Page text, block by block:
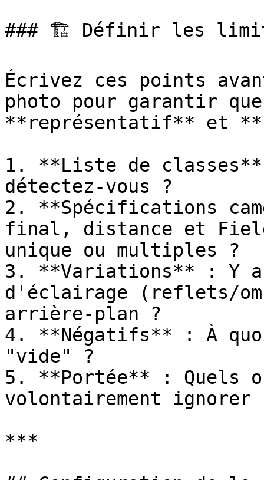
### 🏗️ Définir les
Écrivez ces points
photo pour garantir
**représentatif** et
1. **Liste de
détectez-vous ?
2. **Spécifications
final, distance et Field
unique ou multiples ?
3. **Variations** : Y
d'éclairage (reflets/
arrière-plan ?
4. **Négatifs** : À quoi
"vide" ?
5. **Portée** : Quels
volontairement ignorer
***